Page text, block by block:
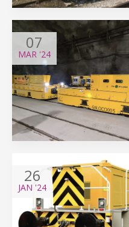
07
MAR '24
26
JAN '24